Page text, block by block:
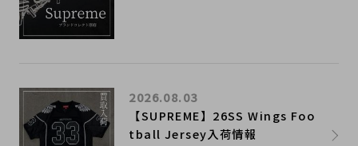
【SUPREME】26SS Wings Foo
tball Jersey入荷情報
2026.08.03